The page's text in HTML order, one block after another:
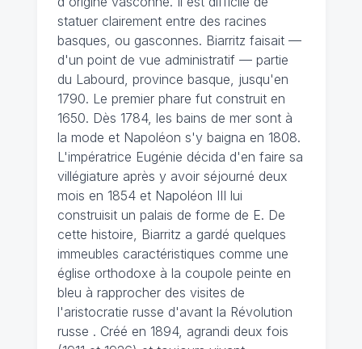
statuer clairement entre des racines
basques, ou gasconnes. Biarritz faisait —
d'un point de vue administratif — partie
du Labourd, province basque, jusqu'en
1790. Le premier phare fut construit en
1650. Dès 1784, les bains de mer sont à
la mode et Napoléon s'y baigna en 1808.
L'impératrice Eugénie décida d'en faire sa
villégiature après y avoir séjourné deux
mois en 1854 et Napoléon III lui
construisit un palais de forme de E. De
cette histoire, Biarritz a gardé quelques
immeubles caractéristiques comme une
église orthodoxe à la coupole peinte en
bleu à rapprocher des visites de
l'aristocratie russe d'avant la Révolution
russe . Créé en 1894, agrandi deux fois